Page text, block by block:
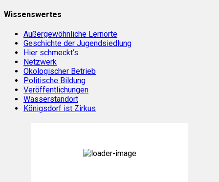
Wissenswertes
Außergewöhnliche Lernorte
Geschichte der Jugendsiedlung
Hier schmeckt’s
Netzwerk
Ökologischer Betrieb
Politische Bildung
Veröffentlichungen
Wasserstandort
Königsdorf ist Zirkus
Aug. 9, 2026